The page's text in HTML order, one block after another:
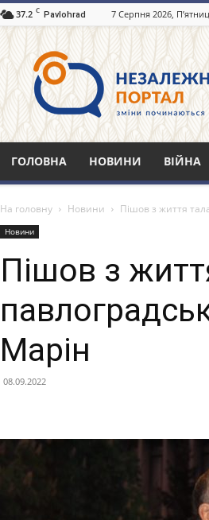
37.2 C Pavlohrad 7 Серпня 2026,
Незалежний
портал
ГОЛОВНА НОВИНИ ВІЙНА
На головну Новини Пішов з життя
Новини
Пішов з
Марін
08.09.2022